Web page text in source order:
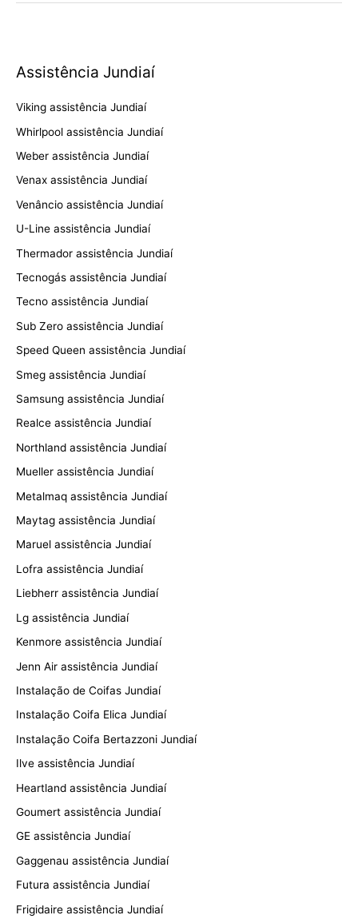
Assistência Jundiaí
Viking assistência Jundiaí
Whirlpool assistência Jundiaí
Weber assistência Jundiaí
Venax assistência Jundiaí
Venâncio assistência Jundiaí
U-Line assistência Jundiaí
Thermador assistência Jundiaí
Tecnogás assistência Jundiaí
Tecno assistência Jundiaí
Sub Zero assistência Jundiaí
Speed Queen assistência Jundiaí
Smeg assistência Jundiaí
Samsung assistência Jundiaí
Realce assistência Jundiaí
Northland assistência Jundiaí
Mueller assistência Jundiaí
Metalmaq assistência Jundiaí
Maytag assistência Jundiaí
Maruel assistência Jundiaí
Lofra assistência Jundiaí
Liebherr assistência Jundiaí
Lg assistência Jundiaí
Kenmore assistência Jundiaí
Jenn Air assistência Jundiaí
Instalação de Coifas Jundiaí
Instalação Coifa Elica Jundiaí
Instalação Coifa Bertazzoni Jundiaí
Ilve assistência Jundiaí
Heartland assistência Jundiaí
Goumert assistência Jundiaí
GE assistência Jundiaí
Gaggenau assistência Jundiaí
Futura assistência Jundiaí
Frigidaire assistência Jundiaí